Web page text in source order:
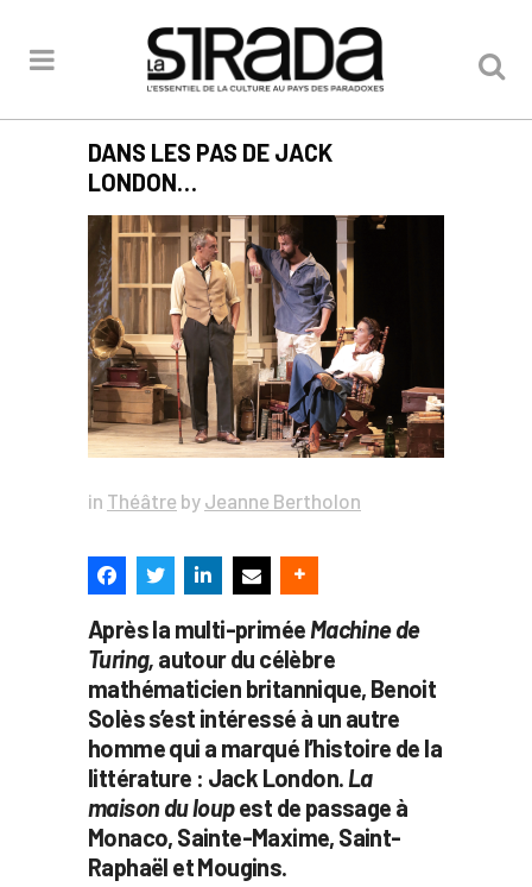
DANS LES PAS DE JACK
LONDON…
in Théâtre by Jeanne Bertholon
Après la multi-primée Machine de
Turing, autour du célèbre
mathématicien britannique, Benoit
Solès s’est intéressé à un autre
homme qui a marqué l’histoire de la
littérature : Jack London. La
maison du loupest de passage à
Monaco, Sainte-Maxime, Saint-
Raphaël et Mougins.